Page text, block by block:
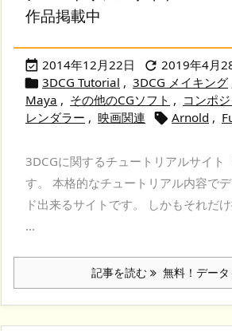
作品掲載中
 2014年12月22日  2019年4月
 3DCG Tutorial , 3DCG メイキング
Maya , その他のCGソフト , コンポ
レンダラー , 映画関連  Arnold ,
3DCGに関するチュートリアルサイト
す。 本格的なチュートリアル内容で
ド出来るサイトです。 しかもそれだ
...
記事を読む 無料！デー